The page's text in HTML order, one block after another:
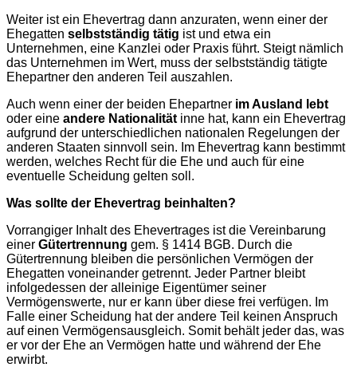
Weiter ist ein Ehevertrag dann anzuraten, wenn einer der
Ehegatten selbstständig tätig ist und etwa ein
Unternehmen, eine Kanzlei oder Praxis führt. Steigt nämlich
das Unternehmen im Wert, muss der selbstständig tätigte
Ehepartner den anderen Teil auszahlen.
Auch wenn einer der beiden Ehepartner im Ausland lebt
oder eine andere Nationalität inne hat, kann ein Ehevertrag
aufgrund der unterschiedlichen nationalen Regelungen der
anderen Staaten sinnvoll sein. Im Ehevertrag kann bestimmt
werden, welches Recht für die Ehe und auch für eine
eventuelle Scheidung gelten soll.
Was sollte der Ehevertrag beinhalten?
Vorrangiger Inhalt des Ehevertrages ist die Vereinbarung
einer Gütertrennung gem. § 1414 BGB. Durch die
Gütertrennung bleiben die persönlichen Vermögen der
Ehegatten voneinander getrennt. Jeder Partner bleibt
infolgedessen der alleinige Eigentümer seiner
Vermögenswerte, nur er kann über diese frei verfügen. Im
Falle einer Scheidung hat der andere Teil keinen Anspruch
auf einen Vermögensausgleich. Somit behält jeder das, was
er vor der Ehe an Vermögen hatte und während der Ehe
erwirbt.